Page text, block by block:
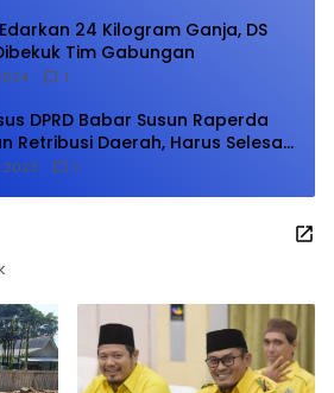
24 Kilogram Ganja, DS
Tim Gabungan
1
DPRD Babar Susun Raperda
Retribusi Daerah, Harus Selesai
2023 1